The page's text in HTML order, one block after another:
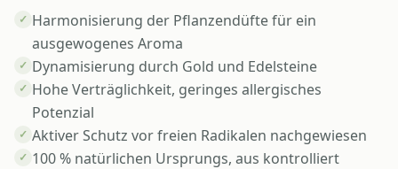
✓ Harmonisierung der Pflanzendüfte für ein
ausgewogenes Aroma
✓ Dynamisierung durch Gold und Edelsteine
✓ Hohe Verträglichkeit, geringes allergisches
Potenzial
✓ Aktiver Schutz vor freien Radikalen nachgewiesen
✓ 100 % natürlichen Ursprungs, aus kontrolliert